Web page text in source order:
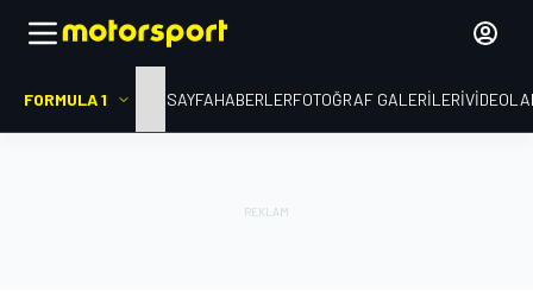
FORMULA 1 ANA SAYFAHABERLERFOTOĞRAF GALERILERI